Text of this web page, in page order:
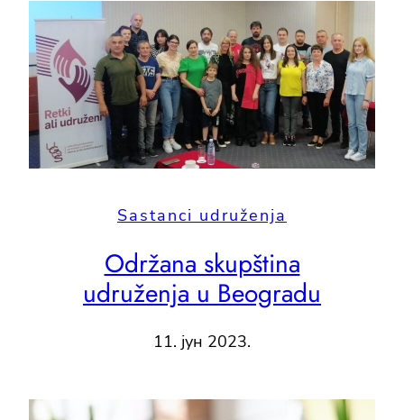
Sastanci udruženja
Održana skupština
udruženja u Beogradu
11. јун 2023.